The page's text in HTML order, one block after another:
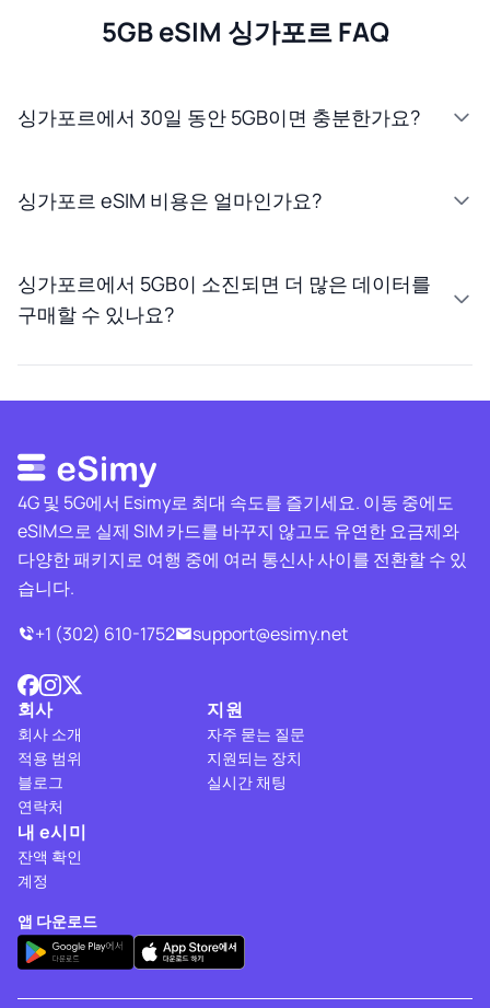
5GB eSIM 싱가포르 FAQ
싱가포르에서 30일 동안 5GB이면 충분한가요?
싱가포르 eSIM 비용은 얼마인가요?
싱가포르에서 5GB이 소진되면 더 많은 데이터를
구매할 수 있나요?
4G 및 5G에서 Esimy로 최대 속도를 즐기세요. 이동 중에도
eSIM으로 실제 SIM 카드를 바꾸지 않고도 유연한 요금제와
다양한 패키지로 여행 중에 여러 통신사 사이를 전환할 수 있
습니다.
+1 (302) 610-1752
support@esimy.net
회사
회사 소개
적용 범위
블로그
연락처
지원
자주 묻는 질문
지원되는 장치
실시간 채팅
내 e시미
잔액 확인
계정
앱 다운로드